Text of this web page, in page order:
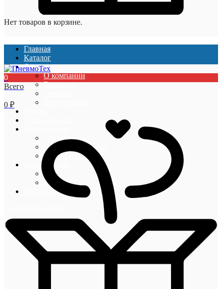
Нет товаров в корзине.
Главная
Каталог
О компании
О компании
Вакансии
Гарантии
Оплата и доставка
Акции и скидки
Информация
Блог
Новости
Контакты
0
Всего
0 ₽